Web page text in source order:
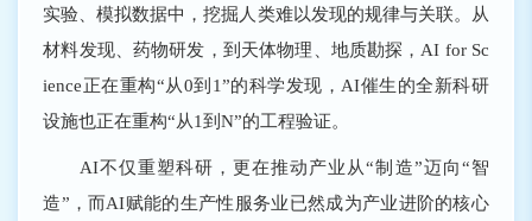
实验、模拟数据中，挖掘人类难以发现的规律与关联。从
材料发现、药物研发，到天体物理、地质勘探，AI for Sc
ience正在重构“从0到1”的科学发现，AI催生的全新科研
设施也正在重构“从1到N”的工程验证。
AI不仅重塑科研，更在推动产业从“制造”迈向“智
造”，而AI赋能的生产性服务业已然成为产业进阶的核心